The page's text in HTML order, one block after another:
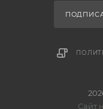
Сайт